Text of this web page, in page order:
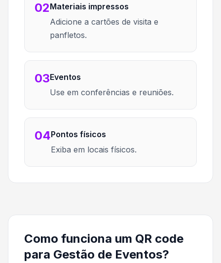
02Materiais impressos
Adicione a cartões de visita e
panfletos.
03Eventos
Use em conferências e reuniões.
04Pontos físicos
Exiba em locais físicos.
Como funciona um QR code
para Gestão de Eventos?